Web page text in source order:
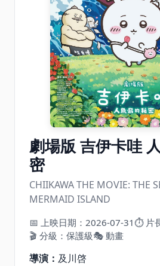
劇場版 吉伊卡哇
密
CHIIKAWA THE MOVIE: THE
MERMAID ISLAND
📅 上映日期：2026-07-31 ⏱ 片
🎬 分級：保護級🎭 動畫
導演： 及川啓